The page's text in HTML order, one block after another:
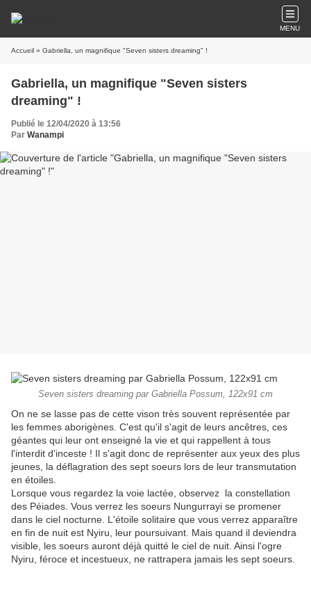
MENU
Accueil » Gabriella, un magnifique "Seven sisters dreaming" !
Gabriella, un magnifique "Seven sisters
dreaming" !
Publié le 12/04/2020 à 13:56
Par Wanampi
Seven sisters dreaming par Gabriella Possum, 122x91 cm
On ne se lasse pas de cette vison très souvent représentée par
les femmes aborigènes. C'est qu'il s'agit de leurs ancêtres, ces
géantes qui leur ont enseigné la vie et qui rappellent à tous
l'interdit d'inceste ! Il s'agit donc de représenter aux yeux des plus
jeunes, la déflagration des sept soeurs lors de leur transmutation
en étoiles.
Lorsque vous regardez la voie lactée, observez la constellation
des Péiades. Vous verrez les soeurs Nungurrayi se promener
dans le ciel nocturne. L'étoile solitaire que vous verrez apparaître
en fin de nuit est Nyiru, leur poursuivant. Mais quand il deviendra
visible, les soeurs auront déjà quitté le ciel de nuit. Ainsi l'ogre
Nyiru, féroce et incestueux, ne rattrapera jamais les sept soeurs.